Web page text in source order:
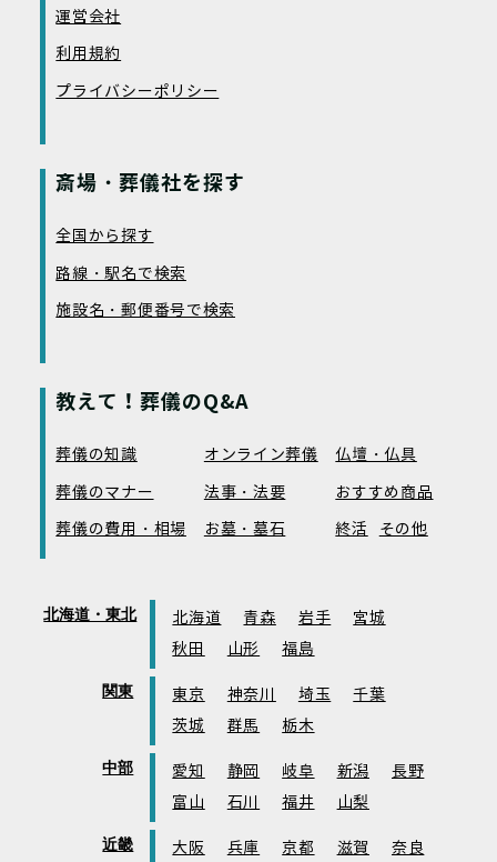
運営会社
利用規約
プライバシーポリシー
斎場・葬儀社を探す
全国から探す
路線・駅名で検索
施設名・郵便番号で検索
教えて！葬儀のQ&A
葬儀の知識 オンライン葬儀
仏壇・仏具
葬儀のマナー
法事・法要
おすすめ商品
葬儀の費用・相場
お墓・墓石 終活 その他
北海道・東北 北海道 青森 岩手
宮城
秋田
山形 福島
関東 東京 神奈川 埼玉
千葉
茨城
群馬 栃木
中部 愛知 静岡 岐阜 新潟
長野
富山
石川 福井 山梨
近畿 大阪 兵庫 京都 滋賀
奈良